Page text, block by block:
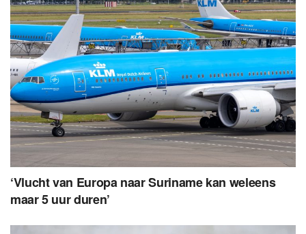
‘Vlucht van Europa naar Suriname kan weleens
maar 5 uur duren’